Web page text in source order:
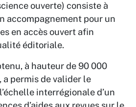
ouverte) consiste à
accompagnement pour un
en accès ouvert afin
éditoriale.
à hauteur de 90 000
a permis de valider le
interrégionale d’un